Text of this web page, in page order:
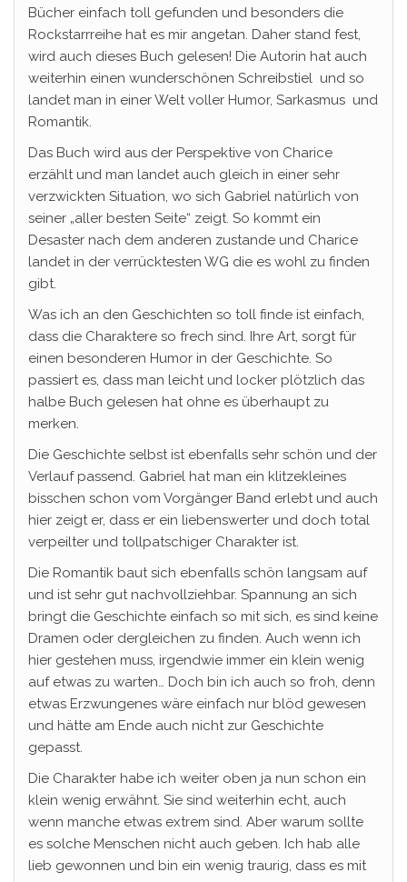
Bücher einfach toll gefunden und besonders die
Rockstarrreihe hat es mir angetan. Daher stand fest,
wird auch dieses Buch gelesen! Die Autorin hat auch
weiterhin einen wunderschönen Schreibstiel und so
landet man in einer Welt voller Humor, Sarkasmus und
Romantik.
Das Buch wird aus der Perspektive von Charice
erzählt und man landet auch gleich in einer sehr
verzwickten Situation, wo sich Gabriel natürlich von
seiner „aller besten Seite“ zeigt. So kommt ein
Desaster nach dem anderen zustande und Charice
landet in der verrücktesten WG die es wohl zu finden
gibt.
Was ich an den Geschichten so toll finde ist einfach,
dass die Charaktere so frech sind. Ihre Art, sorgt für
einen besonderen Humor in der Geschichte. So
passiert es, dass man leicht und locker plötzlich das
halbe Buch gelesen hat ohne es überhaupt zu
merken.
Die Geschichte selbst ist ebenfalls sehr schön und der
Verlauf passend. Gabriel hat man ein klitzekleines
bisschen schon vom Vorgänger Band erlebt und auch
hier zeigt er, dass er ein liebenswerter und doch total
verpeilter und tollpatschiger Charakter ist.
Die Romantik baut sich ebenfalls schön langsam auf
und ist sehr gut nachvollziehbar. Spannung an sich
bringt die Geschichte einfach so mit sich, es sind keine
Dramen oder dergleichen zu finden. Auch wenn ich
hier gestehen muss, irgendwie immer ein klein wenig
auf etwas zu warten… Doch bin ich auch so froh, denn
etwas Erzwungenes wäre einfach nur blöd gewesen
und hätte am Ende auch nicht zur Geschichte
gepasst.
Die Charakter habe ich weiter oben ja nun schon ein
klein wenig erwähnt. Sie sind weiterhin echt, auch
wenn manche etwas extrem sind. Aber warum sollte
es solche Menschen nicht auch geben. Ich hab alle
lieb gewonnen und bin ein wenig traurig, dass es mit